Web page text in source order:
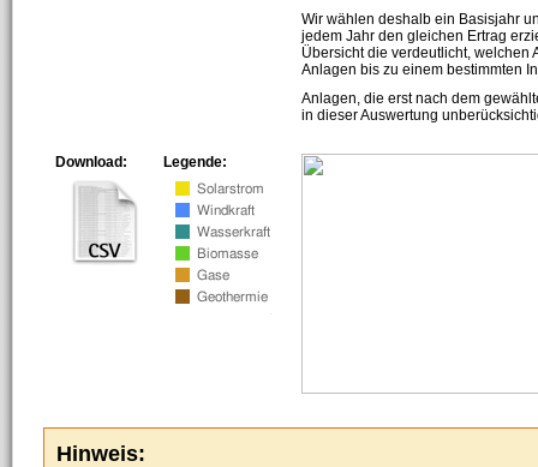
Wir wählen deshalb ein Basisjahr
jedem Jahr den gleichen Ertrag
Übersicht die verdeutlicht, welchen
Anlagen bis zu einem bestimmten
Anlagen, die erst nach dem
in dieser Auswertung
Legende:
Download:
Hinweis: